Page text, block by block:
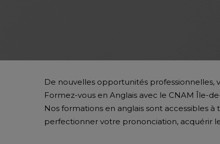
De nouvelles opportunités professionnelles,
Formez-vous en Anglais avec le CNAM Île-
Nos formations en anglais sont accessibles
perfectionner votre prononciation, acquérir